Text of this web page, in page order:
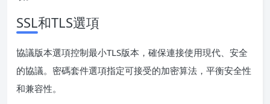
SSL和TLS選項
協議版本選項控制最小TLS版本，確保連接使用現代、安全
的協議。密碼套件選項指定可接受的加密算法，平衡安全性
和兼容性。